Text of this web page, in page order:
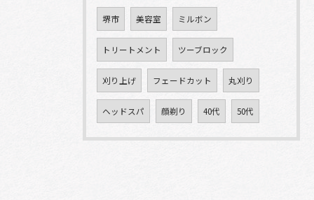
堺市 美容室 ミルボン
トリートメント ツーブロック
刈り上げ フェードカット 丸刈り
ヘッドスパ 顔剃り 40代 50代